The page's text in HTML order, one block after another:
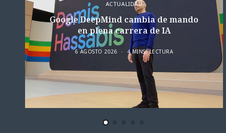
ACTUALIDAD
Google DeepMind cambia de mando
en plena carrera de IA
6 AGOSTO 2026 4 MINS. LECTURA